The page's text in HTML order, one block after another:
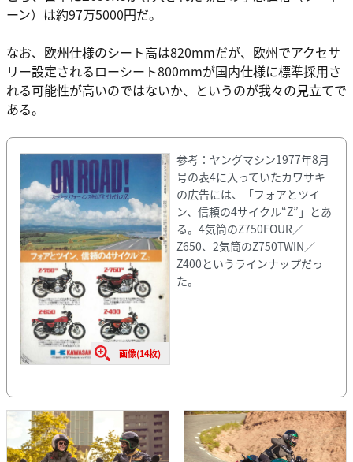
ーン）は約97万5000円だ。
なお、欧州仕様のシート高は820mmだが、欧州でアクセサ
リー設定されるローシート800mmが国内仕様に標準採用さ
れる可能性が高いのではないか、というのが我々の見立てで
ある。
画像(14枚)
参考：ヤングマシン1977年8月
号の表4に入っていたカワサキ
の広告には、「フォアとツイ
ン、信頼の4サイクル“Z”」とあ
る。4気筒のZ750FOUR／
Z650、2気筒のZ750TWIN／
Z400というラインナップだっ
た。